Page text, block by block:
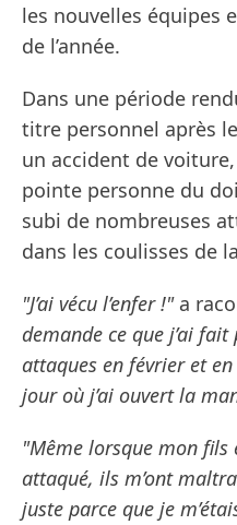
les nouvelles équipes
de l’année.
Dans une période
titre personnel après
un accident de
pointe personne du
subi de nombreuses
dans les coulisses de
"J’ai vécu l’enfer !"a
demande ce que j’ai
attaques en février et
jour où j’ai ouvert la
"Même lorsque mon fils
attaqué, ils m’ont
juste parce que je